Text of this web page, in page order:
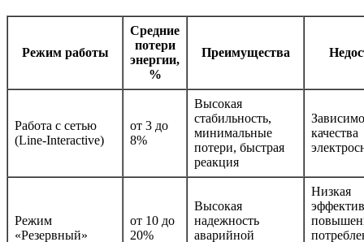
Режим работы
Средние
потери
энергии,
%
Преимущества
Работа с сетью
(Line-Interactive)
от 3 до
8%
Высокая
стабильность,
минимальные
потери, быстрая
реакция
качества
Режим
«Резервный»
от 10 до
20%
Высокая
надежность
аварийной
Низкая